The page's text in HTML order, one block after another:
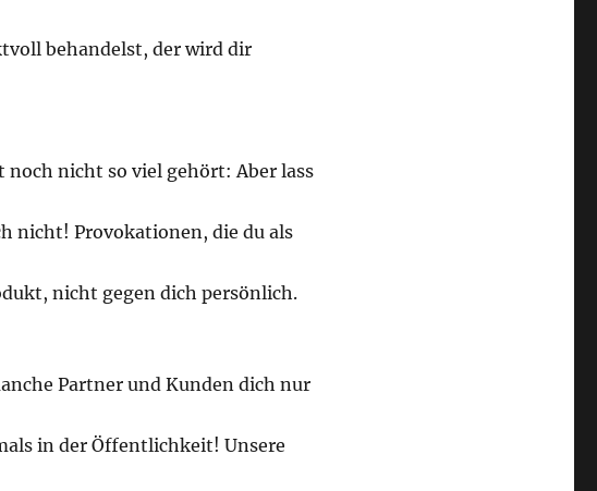
behandelst, der wird dir
noch nicht so viel gehört: Aber lass
nicht! Provokationen, die du als
nicht gegen dich persönlich.
Partner und Kunden dich nur
in der Öffentlichkeit! Unsere